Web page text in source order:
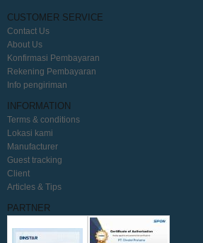
CUSTOMER SERVICE
Contact Us
About Us
Konfirmasi Pembayaran
Rekening Pembayaran
Info pengiriman
INFORMATION
Terms & conditions
Lokasi kami
Manufacturer
Guest tracking
Client
Articles & Tips
PARTNER